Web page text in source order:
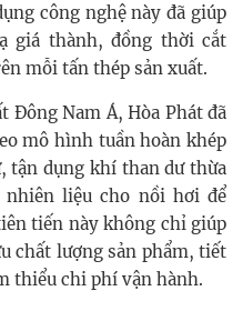
công nghệ này đã giúp
giá thành, đồng thời cắt
mỗi tấn thép sản xuất.
Đông Nam Á, Hòa Phát đã
mô hình tuần hoàn khép
tận dụng khí than dư thừa
liệu cho nồi hơi để
tiến này không chỉ giúp
chất lượng sản phẩm, tiết
thiểu chi phí vận hành.